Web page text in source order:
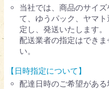
当社では、商品のサイ
て、ゆうパック、ヤマ
定し、発送いたします。
配送業者の指定はでき
い。
【日時指定について】
配達日時のご希望があ